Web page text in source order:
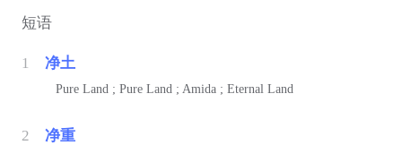
短语
1 净土
Pure Land ; Pure Land ; Amida ; Eternal Land
2 净重